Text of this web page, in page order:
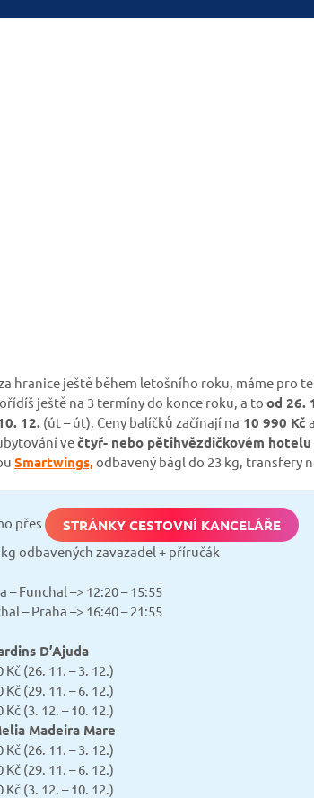
hranice ještě během letošního roku, máme pro
ještě na 3 termíny do konce roku, a to od 26.
12. (út – út). Ceny balíčků začínají na 10 990 Kč
večtyř- nebo pětihvězdičkovém hotelu
Smartwings,odbavený bágl do 23 kg, transfery
přes
STRÁNKY CESTOVNÍ KANCELÁŘE
kg odbavených zavazadel + příručák
– Funchal –> 12:20 – 15:55
– Praha –> 16:40 – 21:55
D’Ajuda
Kč (26. 11. – 3. 12.)
Kč (29. 11. – 6. 12.)
Kč (3. 12. – 10. 12.)
Madeira Mare
Kč (26. 11. – 3. 12.)
Kč (29. 11. – 6. 12.)
Kč (3. 12. – 10. 12.)